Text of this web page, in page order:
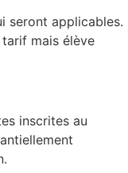
seront applicables.
mais élève
inscrites au